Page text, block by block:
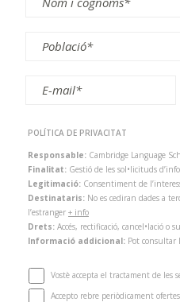
POLÍTICA DE PRIVACITAT
Responsable: Cambridge Language
Finalitat: Gestió de les sol•licituds
Legitimació: Consentiment de
Destinataris: No es cediran dades a
l’estranger + info
Drets: Accés, rectificació, cancel•lació o
Informació addicional: Pot consultar
Vostè accepta el tractament de les
Accepto rebre periòdicament